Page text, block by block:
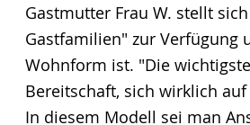
Gastmutter Frau W. stellt
Gastfamilien" zur Verfügung
Wohnform ist. "Die
Bereitschaft, sich wirklich
In diesem Modell sei man